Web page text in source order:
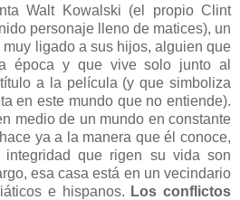
Walt Kowalski (el propio Clint
personaje lleno de matices), un
ligado a sus hijos, alguien que
época y que vive solo junto al
a la película (y que simboliza
en este mundo que no entiende).
medio de un mundo en constante
ya a la manera que él conoce,
que rigen su vida son
esa casa está en un vecindario
e hispanos. Los conflictos